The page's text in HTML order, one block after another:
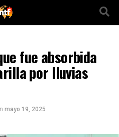
fue absorbida
por lluvias
mayo 19, 2025